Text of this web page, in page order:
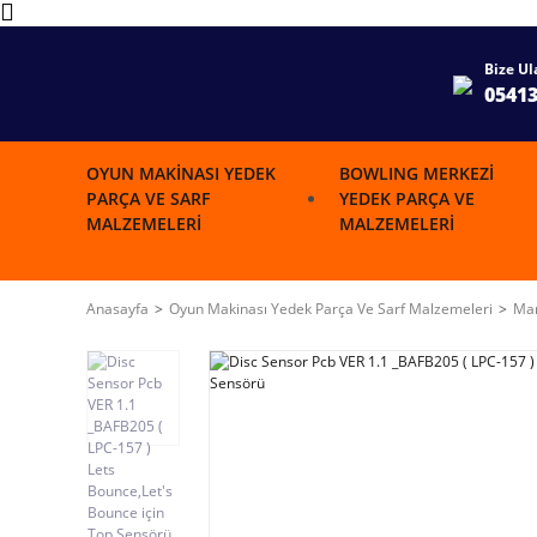
Bize
OYUN MAKINASI YEDEK
PARÇA VE SARF
MALZEMELERI
BOWLING MERKEZI
YEDEK PARÇA VE
MALZEMELERI
Anasayfa Oyun Makinası Yedek Parça Ve Sarf Malzemeleri